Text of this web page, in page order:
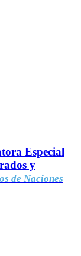
Especial
y
de Naciones